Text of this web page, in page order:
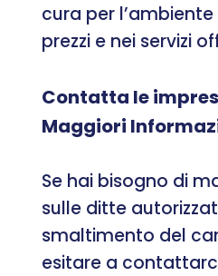
cura per
prezzi e nei servizi
Contatta le
Maggiori
Se hai bisogno di
sulle ditte
smaltimento del
esitare a